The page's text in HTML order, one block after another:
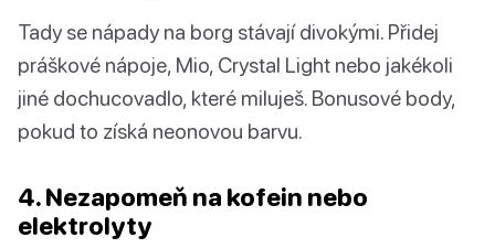
Tady se nápady na borg stávají divokými. Přidej
práškové nápoje, Mio, Crystal Light nebo jakékoli
jiné dochucovadlo, které miluješ. Bonusové body,
pokud to získá neonovou barvu.
4. Nezapomeň na kofein nebo
elektrolyty